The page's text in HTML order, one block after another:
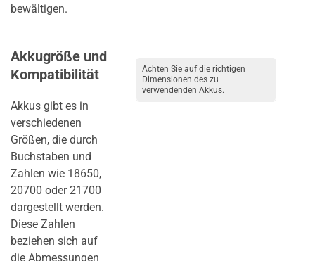
bewältigen.
Akkugröße und
Kompatibilität
Akkus gibt es in
verschiedenen
Größen, die durch
Buchstaben und
Zahlen wie 18650,
20700 oder 21700
dargestellt werden.
Diese Zahlen
beziehen sich auf
die Abmessungen
Achten Sie auf die richtigen
Dimensionen des zu
verwendenden Akkus.